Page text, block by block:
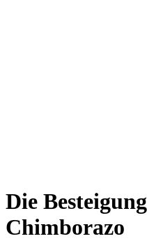
Die
Chimborazo